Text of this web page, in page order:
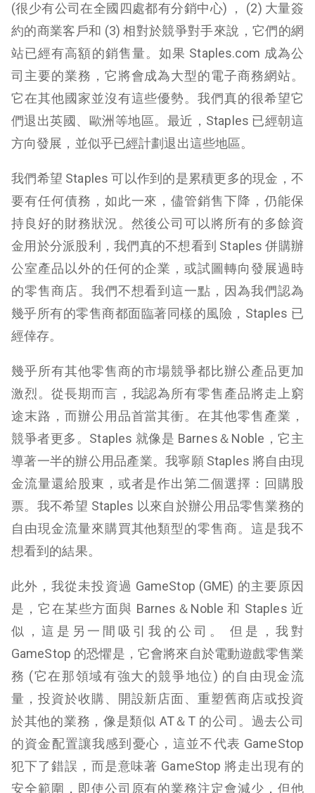
(很少有公司在全國四處都有分銷中心) ， (2) 大量簽
約的商業客戶和 (3) 相對於競爭對手來說，它們的網
站已經有高額的銷售量。如果 Staples.com 成為公
司主要的業務，它將會成為大型的電子商務網站。
它在其他國家並沒有這些優勢。我們真的很希望它
們退出英國、歐洲等地區。最近，Staples 已經朝這
方向發展，並似乎已經計劃退出這些地區。
我們希望 Staples 可以作到的是累積更多的現金，不
要有任何債務，如此一來，儘管銷售下降，仍能保
持良好的財務狀況。然後公司可以將所有的多餘資
金用於分派股利，我們真的不想看到 Staples 併購辦
公室產品以外的任何的企業，或試圖轉向發展過時
的零售商店。我們不想看到這一點，因為我們認為
幾乎所有的零售商都面臨著同樣的風險，Staples 已
經倖存。
幾乎所有其他零售商的市場競爭都比辦公產品更加
激烈。從長期而言，我認為所有零售產品將走上窮
途末路，而辦公用品首當其衝。在其他零售產業，
競爭者更多。Staples 就像是 Barnes＆Noble，它主
導著一半的辦公用品產業。我寧願 Staples 將自由現
金流量還給股東，或者是作出第二個選擇：回購股
票。我不希望 Staples 以來自於辦公用品零售業務的
自由現金流量來購買其他類型的零售商。這是我不
想看到的結果。
此外，我從未投資過 GameStop (GME) 的主要原因
是，它在某些方面與 Barnes＆Noble 和 Staples 近
似，這是另一間吸引我的公司。 但是，我對
GameStop 的恐懼是，它會將來自於電動遊戲零售業
務 (它在那領域有強大的競爭地位) 的自由現金流
量，投資於收購、開設新店面、重塑舊商店或投資
於其他的業務，像是類似 AT＆T 的公司。過去公司
的資金配置讓我感到憂心，這並不代表 GameStop
犯下了錯誤，而是意味著 GameStop 將走出現有的
安全範圍，即使公司原有的業務注定會減少，但他